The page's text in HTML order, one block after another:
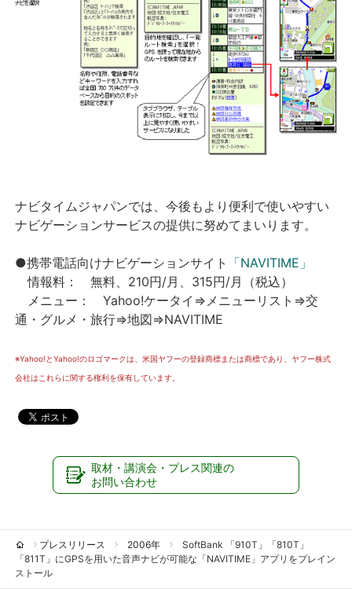
ナビタイムジャパンでは、今後もより便利で使いやすい
ナビゲーションサービスの提供に努めてまいります。
●携帯電話向けナビゲーションサイト
「NAVITIME」
情報料： 無料、210円/月、315円/月（税込）
メニュー： Yahoo!ケータイ⇒メニューリスト⇒交
通・グルメ・旅行⇒地図⇒NAVITIME
※Yahoo!とYahoo!のロゴマークは、米国ヤフーの登録商標または商標であり、ヤフー株式
会社はこれらに関する権利を保有しています。
取材・講演会・プレス関連の
お問い合わせ
プレスリリース 2006年
SoftBank 「910T」「810T」
「811T」にGPSを用いた音声ナビが可能な「NAVITIME」アプリをプレイン
ストール